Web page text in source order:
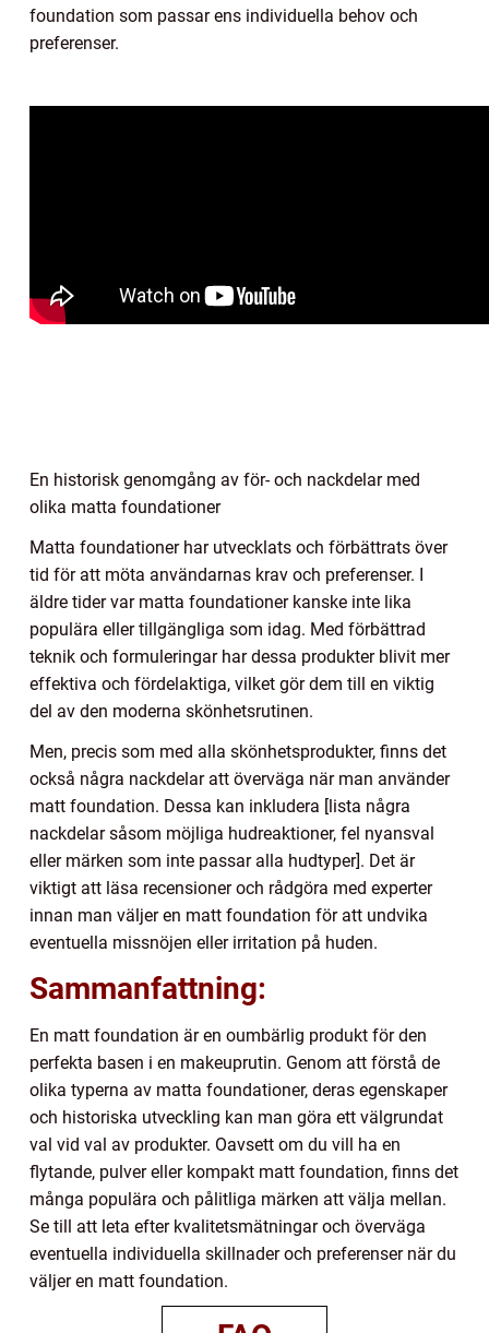
foundation som passar ens individuella behov och
preferenser.
En historisk genomgång av för- och nackdelar med
olika matta foundationer
Matta foundationer har utvecklats och förbättrats över
tid för att möta användarnas krav och preferenser. I
äldre tider var matta foundationer kanske inte lika
populära eller tillgängliga som idag. Med förbättrad
teknik och formuleringar har dessa produkter blivit mer
effektiva och fördelaktiga, vilket gör dem till en viktig
del av den moderna skönhetsrutinen.
Men, precis som med alla skönhetsprodukter, finns det
också några nackdelar att överväga när man använder
matt foundation. Dessa kan inkludera [lista några
nackdelar såsom möjliga hudreaktioner, fel nyansval
eller märken som inte passar alla hudtyper]. Det är
viktigt att läsa recensioner och rådgöra med experter
innan man väljer en matt foundation för att undvika
eventuella missnöjen eller irritation på huden.
Sammanfattning:
En matt foundation är en oumbärlig produkt för den
perfekta basen i en makeuprutin. Genom att förstå de
olika typerna av matta foundationer, deras egenskaper
och historiska utveckling kan man göra ett välgrundat
val vid val av produkter. Oavsett om du vill ha en
flytande, pulver eller kompakt matt foundation, finns det
många populära och pålitliga märken att välja mellan.
Se till att leta efter kvalitetsmätningar och överväga
eventuella individuella skillnader och preferenser när du
väljer en matt foundation.